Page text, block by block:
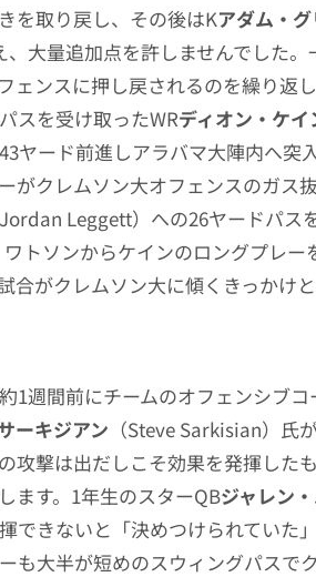
を取り戻し、その後はKアダム・
大量追加点を許しませんでした
ェンスに押し戻されるのを繰り返
スを受け取ったWRディオン・ケイ
ヤード前進しアラバマ大陣内へ突
がクレムソン大オフェンスのガス
Jordan Leggett）への26ヤードパス
トソンからケインのロングプレー
合がクレムソン大に傾くきっかけ
1週間前にチームのオフェンシブ
ーキジアン （Steve Sarkisian）氏
攻撃は出だしこそ効果を発揮した
ます。1年生のスターQBジャレン
できないと「決めつけられていた
も大半が短めのスウィングパスで